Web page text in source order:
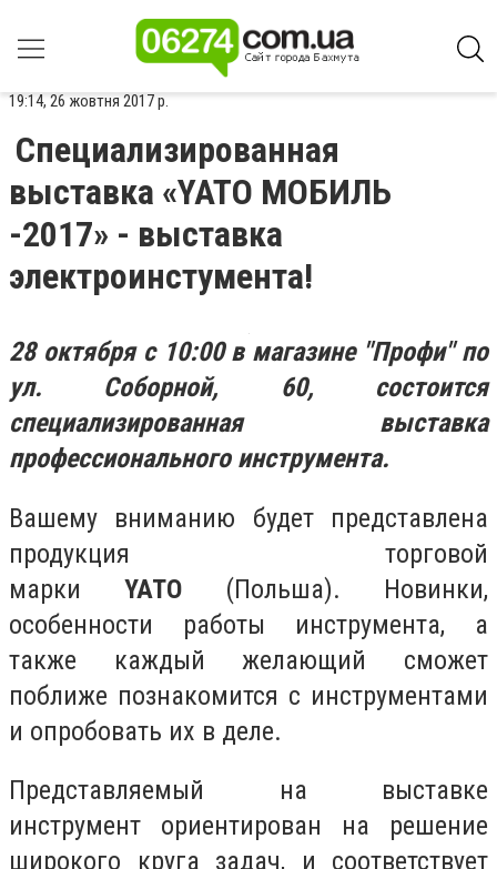
19:14, 26 жовтня 2017 р.
Специализированная
выставка «YATO МОБИЛЬ
-2017» - выставка
электроинстумента!
28 октября с10:00 в магазине "Профи" по
ул. Соборной, 60, состоится
специализированная выставка
профессионального инструмента.
Вашему вниманию будет представлена
продукция торговой
марки YATO (Польша). Новинки,
особенности работы инструмента, а
также каждый желающий сможет
поближе познакомится с инструментами
и опробовать их в деле.
Представляемый на выставке
инструмент ориентирован на решение
широкого круга задач, и соответствует